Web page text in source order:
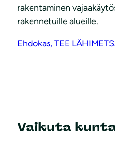
rakentaminen
rakennetuille alueille.
Ehdokas, TEE
Vaikuta